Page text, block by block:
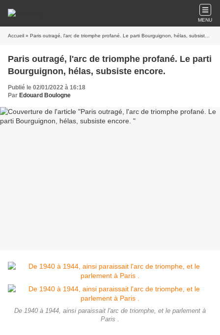
MENU
Accueil » Paris outragé, l'arc de triomphe profané. Le parti Bourguignon, hélas, subsiste encore.
Paris outragé, l'arc de triomphe profané. Le parti
Bourguignon, hélas, subsiste encore.
Publié le 02/01/2022 à 16:18
Par Edouard Boulogne
De 1940 à 1944, ainsi paraissait l'arc de triomphe, et le parlement à
Paris .